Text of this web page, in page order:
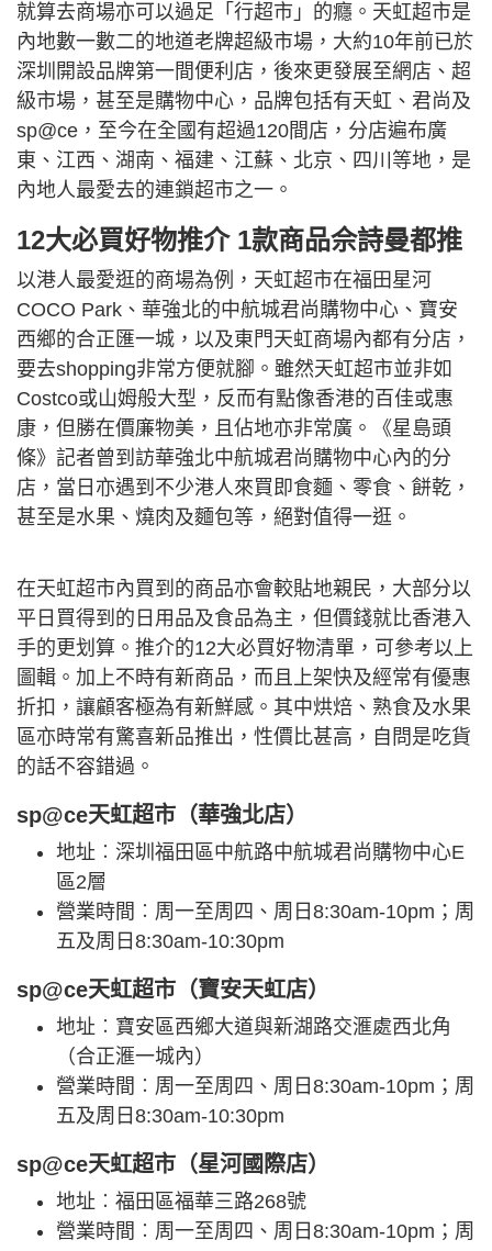
就算去商場亦可以過足「行超市」的癮。天虹超市是
內地數一數二的地道老牌超級市場，大約10年前已於
深圳開設品牌第一間便利店，後來更發展至網店、超
級市場，甚至是購物中心，品牌包括有天虹、君尚及
sp@ce，至今在全國有超過120間店，分店遍布廣
東、江西、湖南、福建、江蘇、北京、四川等地，是
內地人最愛去的連鎖超市之一。
12大必買好物推介 1款商品佘詩曼都推
以港人最愛逛的商場為例，天虹超市在福田星河
COCO Park、華強北的中航城君尚購物中心、寶安
西鄉的合正匯一城，以及東門天虹商場內都有分店，
要去shopping非常方便就腳。雖然天虹超市並非如
Costco或山姆般大型，反而有點像香港的百佳或惠
康，但勝在價廉物美，且佔地亦非常廣。《星島頭
條》記者曾到訪華強北中航城君尚購物中心內的分
店，當日亦遇到不少港人來買即食麵、零食、餅乾，
甚至是水果、燒肉及麵包等，絕對值得一逛。
在天虹超市內買到的商品亦會較貼地親民，大部分以
平日買得到的日用品及食品為主，但價錢就比香港入
手的更划算。推介的12大必買好物清單，可參考以上
圖輯。加上不時有新商品，而且上架快及經常有優惠
折扣，讓顧客極為有新鮮感。其中烘焙、熟食及水果
區亦時常有驚喜新品推出，性價比甚高，自問是吃貨
的話不容錯過。
sp@ce天虹超市（華強北店）
地址︰深圳福田區中航路中航城君尚購物中心E
區2層
營業時間︰周一至周四、周日8:30am-10pm；周
五及周日8:30am-10:30pm
sp@ce天虹超市（寶安天虹店）
地址︰寶安區西鄉大道與新湖路交滙處西北角
（合正滙一城內）
營業時間︰周一至周四、周日8:30am-10pm；周
五及周日8:30am-10:30pm
sp@ce天虹超市（星河國際店）
地址︰福田區福華三路268號
營業時間︰周一至周四、周日8:30am-10pm；周